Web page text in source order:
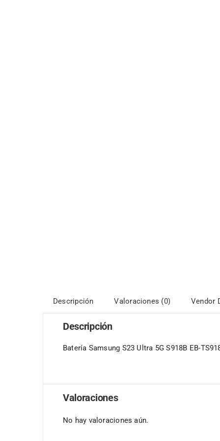
Descripción Valoraciones (0) Vendor
Descripción
Batería Samsung S23 Ultra 5G S918B EB-
Valoraciones
No hay valoraciones aún.